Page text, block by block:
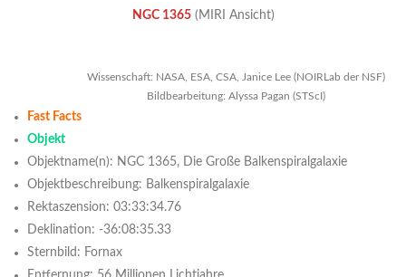
NGC 1365(MIRI Ansicht)
Wissenschaft: NASA, ESA, CSA, Janice Lee (NOIRLab der NSF)
Bildbearbeitung: Alyssa Pagan (STScI)
Fast Facts
Objekt
Objektname(n): NGC 1365, Die Große Balkenspiralgalaxie
Objektbeschreibung: Balkenspiralgalaxie
Rektaszension: 03:33:34.76
Deklination: -36:08:35.33
Sternbild: Fornax